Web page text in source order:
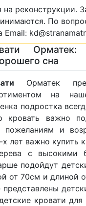
белье)
матрасы)
кровати)
(Шкафы)
городу
на реконструкции.
По
Email:
Орматек:
сна
Орматек
на
подростка
кровать важно
пожеланиям и
лет важно купить
с высокими
подойдут
от 70см и длиной
кровати для